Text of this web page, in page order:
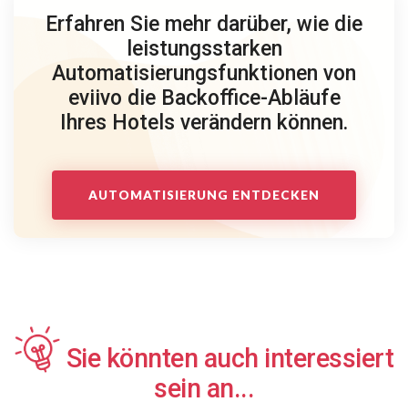
Erfahren Sie mehr darüber, wie die
leistungsstarken
Automatisierungsfunktionen von
eviivo die Backoffice-Abläufe
Ihres Hotels verändern können.
AUTOMATISIERUNG ENTDECKEN
Sie könnten auch interessiert
sein an...